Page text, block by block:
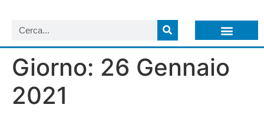
Giorno: 26 Gennaio
2021